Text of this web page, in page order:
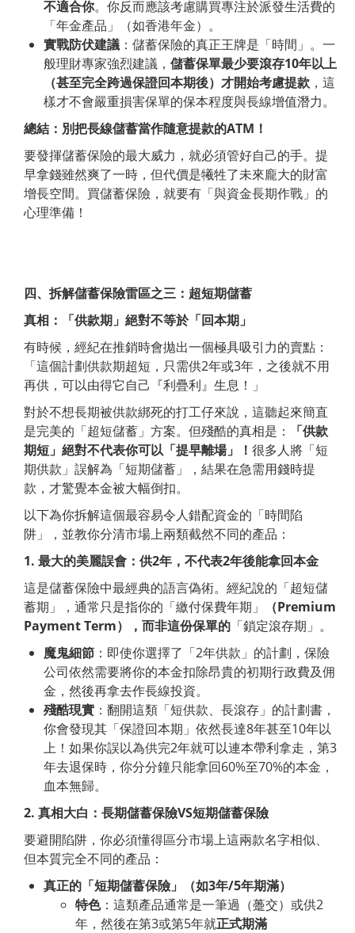
不適合你。你反而應該考慮購買專注於派發生活費的
「年金產品」（如香港年金）。
實戰防伏建議 ：儲蓄保險的真正王牌是「時間」。一
般理財專家強烈建議， 儲蓄保單最少要滾存10年以上
（甚至完全跨過保證回本期後）才開始考慮提款 ，這
樣才不會嚴重損害保單的保本程度與長線增值潛力。
總結：別把長線儲蓄當作隨意提款的ATM ！
要發揮儲蓄保險的最大威力，就必須管好自己的手。提
早拿錢雖然爽了一時，但代價是犧牲了未來龐大的財富
增長空間。買儲蓄保險，就要有「與資金長期作戰」的
心理準備！
四、拆解儲蓄保險雷區之三：超短期儲蓄
真相：「供款期」絕對不等於「回本期」
有時候，經紀在推銷時會拋出一個極具吸引力的賣點：
「這個計劃供款期超短，只需供2年或3年，之後就不用
再供，可以由得它自己『利疊利』生息！」
對於不想長期被供款綁死的打工仔來說，這聽起來簡直
是完美的「超短儲蓄」方案。但殘酷的真相是：
「供款
期短」絕對不代表你可以「提早離場」！ 很多人將「短
期供款」誤解為「短期儲蓄」，結果在急需用錢時提
款，才驚覺本金被大幅倒扣。
以下為你拆解這個最容易令人錯配資金的「時間陷
阱」，並教你分清市場上兩類截然不同的產品：
1. 最大的美麗誤會：供2年，不代表2年後能拿回本金
這是儲蓄保險中最經典的語言偽術。經紀說的「超短儲
蓄期」，通常只是指你的「繳付保費年期」
（Premium
PaymentTerm），而非這份保單的 「鎖定滾存期」。
魔鬼細節 ：即使你選擇了「2年供款」的計劃，保險
公司依然需要將你的本金扣除昂貴的初期行政費及佣
金，然後再拿去作長線投資。
殘酷現實 ：翻開這類「短供款、長滾存」的計劃書，
你會發現其「保證回本期」依然長達8年甚至10年以
上！如果你誤以為供完2年就可以連本帶利拿走，第3
年去退保時，你分分鐘只能拿回60%至70%的本金，
血本無歸。
2. 真相大白：長期儲蓄保險VS短期儲蓄保險
要避開陷阱，你必須懂得區分市場上這兩款名字相似、
但本質完全不同的產品：
真正的「短期儲蓄保險」（如3年/5年期滿）
特色：這類產品通常是一筆過（躉交）或供2
年，然後在第3或第5年就正式期滿